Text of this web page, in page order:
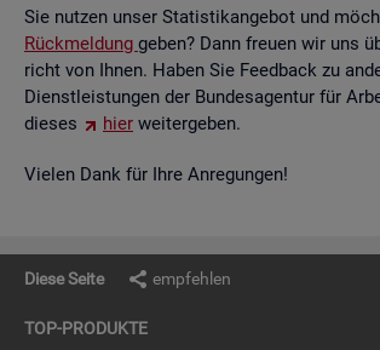
Sie nut­zen unser Sta­tis­tik­an­ge­bot und
Rück­mel­dung geben? Dann freu­en wir uns
richt von Ihnen. Haben Sie Feed­back zu
Dienst­leis­tun­gen der Bun­des­agen­tur für
die­ses
hier wei­ter­ge­ben.
Vie­len Dank für Ihre An­re­gun­gen!
Diese Seite empfehlen
TOP-PRO­DUK­TE